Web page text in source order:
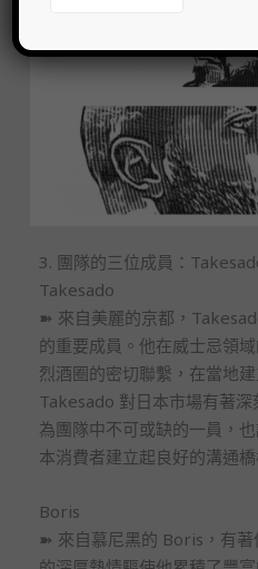
3. 團隊的三位成員：​​
​​Takesado
➽ 來自美麗的京都，
的重要成員。他在威士忌領
烈酒圈的密切聯繫，在當地
Takesado 對日本市場有著
為團隊中不可或缺的一員，
本消費者建立起良好的溝通橋
Boris
➽ 來自慕尼黑的 Boris，有著
English
한국어